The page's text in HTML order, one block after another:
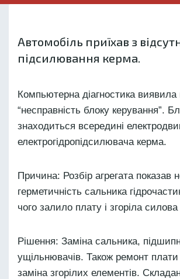
Автомобіль приїхав з
підсилювання керма.
Компьютерна діагностика
“несправність блоку керування”.
знаходиться всередині
електрогідропідсилювача керма.
Причина: Розбір агрегата показав
герметичність сальника
чого залило плату і згоріла
Рішення: Заміна сальника,
ущільнювачів. Також ремонт плати
заміна згорілих елементів.